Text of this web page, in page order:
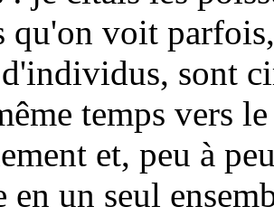
qu'on voit
sont
temps vers
et, peu à
en un seul